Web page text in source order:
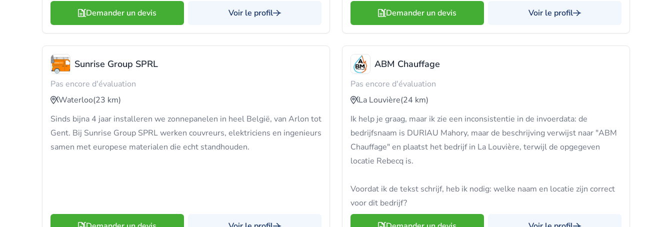
Demander un devis Voir le profil Demander un devis Voir le profil
Sunrise Group SPRL
Pas encore d'évaluation
Waterloo(23 km)
Sinds bijna 4 jaar installeren we zonnepanelen in heel België, van Arlon tot
Gent. Bij Sunrise Group SPRL werken couvreurs, elektriciens en ingenieurs
samen met europese materialen die echt standhouden.
ABM Chauffage
Pas encore d'évaluation
La Louvière(24 km)
Ik help je graag, maar ik zie een inconsistentie in de invoerdata: de
bedrijfsnaam is DURIAU Mahory, maar de beschrijving verwijst naar "ABM
Chauffage" en plaatst het bedrijf in La Louvière, terwijl de opgegeven
locatie Rebecq is.
Voordat ik de tekst schrijf, heb ik nodig: welke naam en locatie zijn correct
voor dit bedrijf?